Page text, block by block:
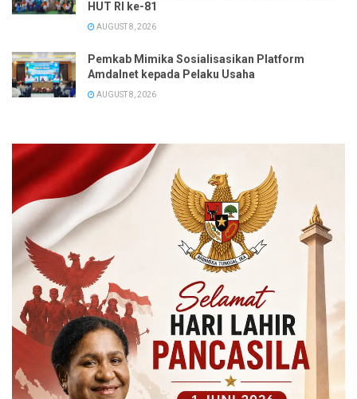
HUT RI ke-81
AUGUST 8, 2026
Pemkab Mimika Sosialisasikan Platform
Amdalnet kepada Pelaku Usaha
AUGUST 8, 2026